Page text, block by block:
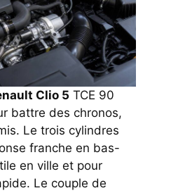
Clio 5 TCE 90
battre des chronos,
Le trois cylindres
franche en bas-
en ville et pour
Le couple de